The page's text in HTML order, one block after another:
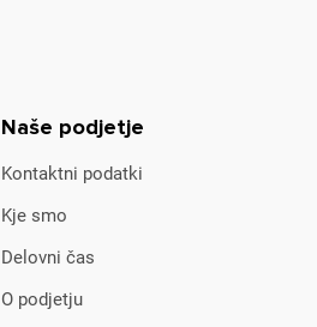
Naše podjetje
Kontaktni podatki
Kje smo
Delovni čas
O podjetju